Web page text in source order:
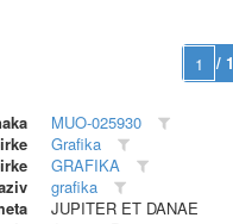
/ 1
MUO-025930
Grafika
GRAFIKA
grafika
JUPITER ET DANAE